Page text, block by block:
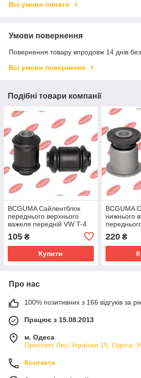
Всі умови оплати
Умови повернення
Повернення товару впродовж 14 днів
Всі умови повернення
Подібні товари компанії
BCGUMA Сайлентблок
переднього верхнього
важеля передній VW T-4
105 ₴
Купити
BCGUMA
нижнього
220₴
Про нас
100% позитивних з 166 відгуків за рік
Працює з 15.08.2013
м. Одеса
Проспект Лесі Українки 15, Одеса,
Контакти